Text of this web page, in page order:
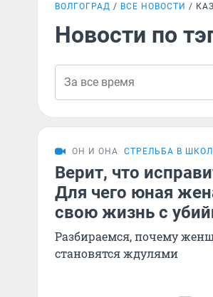
ВОЛГОГРАД ВСЕ НОВОСТИ
Новости по
ОН И ОНА СТРЕЛЬБА В
Верит, что
Для чего юная
свою жизнь с
Разбираемся, почему
становятся ждулями